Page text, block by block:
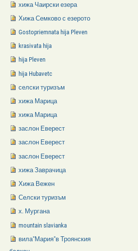
хижа Чаирски езера
Хижа Семково с езерото
Gostopriemnata hija Pleven
krasivata hija
hija Pleven
hija Hubavetc
селски туризъм
хижа Марица
хижа Марица
заслон Еверест
заслон Еверест
заслон Еверест
хижа Заврачица
Хижа Вежен
Селски туризъм
х. Мургана
mountain slavianka
вила"Мария"в Троянския